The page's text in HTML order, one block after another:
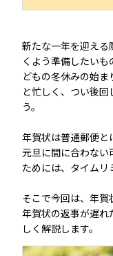
送る時期
はがきの種類
年賀状の投函が
年賀状のお礼
メールやSNS
年賀状を遅れて
親戚・友人向け
新たな一年を迎える
くよう準備したい
どもの冬休みの始
と忙しく、つい後
う。
年賀状は普通郵便と
元旦に間に合わない
ためには、タイムリ
そこで今回は、年賀
年賀状の返事が遅
しく解説します。